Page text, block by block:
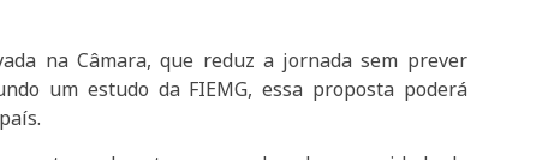
na Câmara, que reduz a jornada sem prever
um estudo da FIEMG, essa proposta poderá